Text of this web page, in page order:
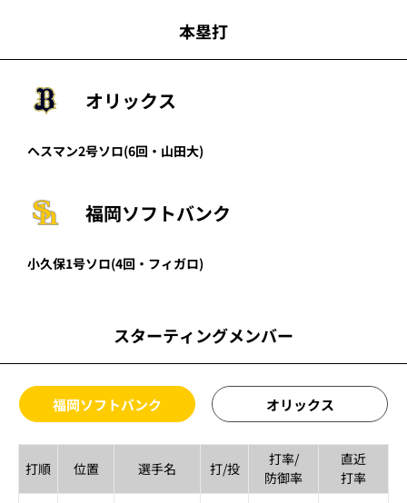
本塁打
オリックス
ヘスマン2号ソロ(6回・ 山田大)
福岡ソフトバンク
小久保1号ソロ(4回・ フィガロ)
スターティングメンバー
福岡ソフトバンク オリックス
打順 位置 選手名 打/投
打率/
防御率
直近
打率